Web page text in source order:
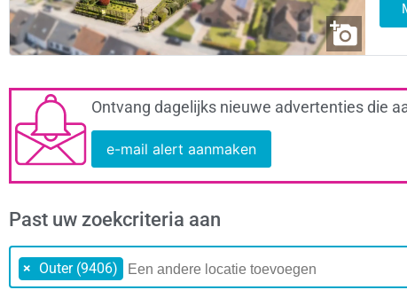
Ontvang dagelijks nieuwe advertenties die
e-mail alert aanmaken
Past uw zoekcriteria aan
× Outer (9406)